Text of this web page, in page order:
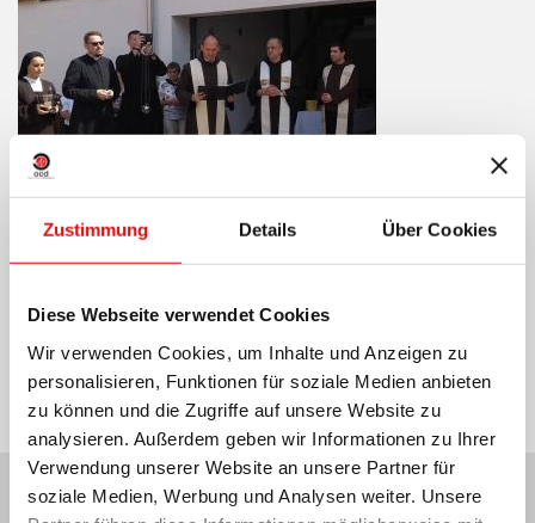
Zustimmung Details Über Cookies
Diese Webseite verwendet Cookies
Wir verwenden Cookies, um Inhalte und Anzeigen zu
personalisieren, Funktionen für soziale Medien anbieten
zu können und die Zugriffe auf unsere Website zu
analysieren. Außerdem geben wir Informationen zu Ihrer
Verwendung unserer Website an unsere Partner für
soziale Medien, Werbung und Analysen weiter. Unsere
Teilen auf: